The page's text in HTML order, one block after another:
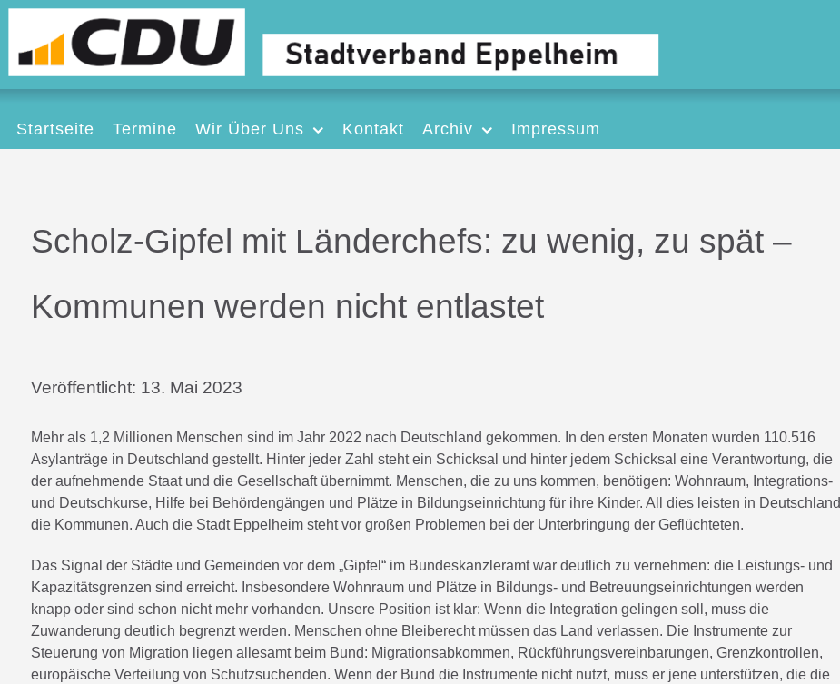
Startseite Termine Wir Über Uns Kontakt Archiv Impressum
Scholz-Gipfel mit Länderchefs: zu wenig, zu spät –
Kommunen werden nicht entlastet
Veröffentlicht: 13. Mai 2023
Mehr als 1,2 Millionen Menschen sind im Jahr 2022 nach Deutschland gekommen. In den ersten Monaten wurden 110.516
Asylanträge in Deutschland gestellt. Hinter jeder Zahl steht ein Schicksal und hinter jedem Schicksal eine Verantwortung, die
der aufnehmende Staat und die Gesellschaft übernimmt. Menschen, die zu uns kommen, benötigen: Wohnraum, Integrations-
und Deutschkurse, Hilfe bei Behördengängen und Plätze in Bildungseinrichtung für ihre Kinder. All dies leisten in Deutschland
die Kommunen. Auch die Stadt Eppelheim steht vor großen Problemen bei der Unterbringung der Geflüchteten.
Das Signal der Städte und Gemeinden vor dem „Gipfel“ im Bundeskanzleramt war deutlich zu vernehmen: die Leistungs- und
Kapazitätsgrenzen sind erreicht. Insbesondere Wohnraum und Plätze in Bildungs- und Betreuungseinrichtungen werden
knapp oder sind schon nicht mehr vorhanden. Unsere Position ist klar: Wenn die Integration gelingen soll, muss die
Zuwanderung deutlich begrenzt werden. Menschen ohne Bleiberecht müssen das Land verlassen. Die Instrumente zur
Steuerung von Migration liegen allesamt beim Bund: Migrationsabkommen, Rückführungsvereinbarungen, Grenzkontrollen,
europäische Verteilung von Schutzsuchenden. Wenn der Bund die Instrumente nicht nutzt, muss er jene unterstützen, die die